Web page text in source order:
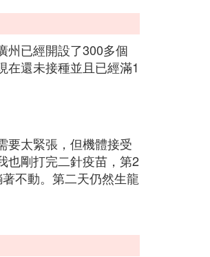
州已經開設了300多個
在還未接種並且已經滿1
要太緊張，但機體接受
也剛打完二針疫苗，第2
不動。第二天仍然生龍